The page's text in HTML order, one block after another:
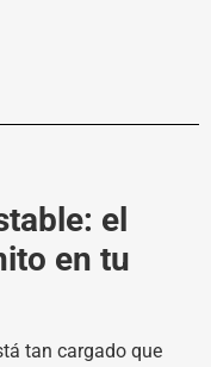
el
en tu
tan cargado que